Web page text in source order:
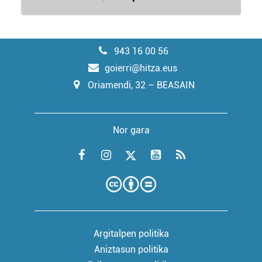
943 16 00 56
goierri@hitza.eus
Oriamendi, 32 – BEASAIN
Nor gara
Argitalpen politika
Aniztasun politika